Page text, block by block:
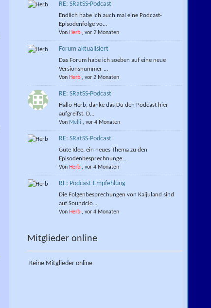
RE: SRatSS-Podcast
Endlich habe ich auch mal eine Podcast-
Episodenfolge vo...
Von Herb, vor 2 Monaten
Forum aktualisiert
Das Forum habe ich soeben auf eine neue
Versionsnummer ...
Von Herb, vor 2 Monaten
RE: SRatSS-Podcast
Hallo Herb, danke das Du den Podcast hier
aufgreifst. D...
Von Melli , vor 4 Monaten
RE: SRatSS-Podcast
Gute Idee, ein neues Thema zu den
Episodenbesprechnunge...
Von Herb, vor 4 Monaten
RE: Podcast-Empfehlung
Die Folgenbesprechungen von Kaijuland sind
auf Soundclo...
Von Herb, vor 4 Monaten
Mitglieder online
Keine Mitglieder online